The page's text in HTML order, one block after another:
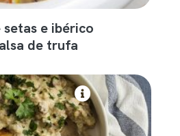
e ibérico
de trufa